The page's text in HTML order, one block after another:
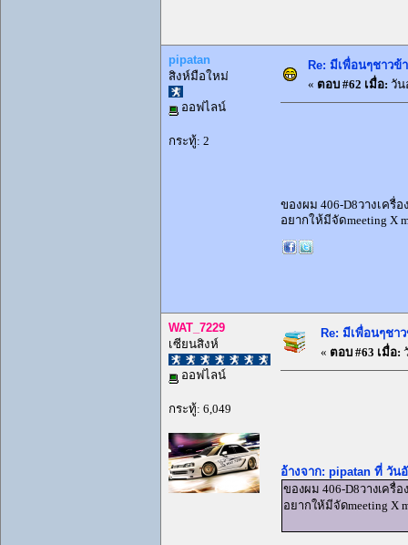
pipatan
สิงห์มือใหม่
ออฟไลน์
กระทู้: 2
Re: มีเพื่อนๆชาว
« ตอบ #62 เมื่อ: วัน
ของผม 406-D8วางเครื่
อยากให้มีจัดmeeting X
WAT_7229
เซียนสิงห์
ออฟไลน์
กระทู้: 6,049
Re: มีเพื่อนๆชา
« ตอบ #63 เมื่อ:
อ้างจาก: pipatan ที่ วัน
ของผม 406-D8วางเครื่
อยากให้มีจัดmeeting X